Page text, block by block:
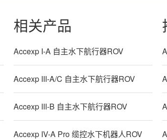
相关产品
Accexp I-A 自主水下航行器ROV
Accexp III-A/C 自主水下航行器ROV
Accexp III-B 自主水下航行器ROV
Accexp IV-A Pro 缆控水下机器人ROV